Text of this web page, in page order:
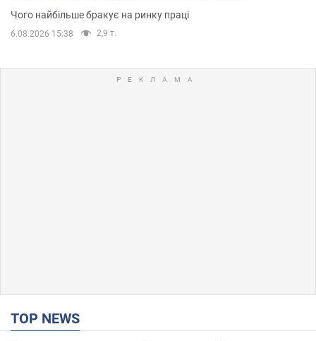
Чого найбільше бракує на ринку праці
6.08.2026 15:38 2,9 т.
TOP NEWS